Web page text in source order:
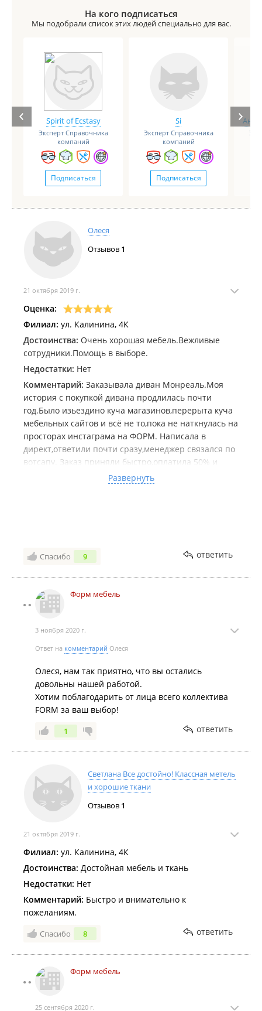
На кого подписаться
Мы подобрали список этих людей специально для вас.
Spirit of Ecstasy
Эксперт Справочника
компаний
Подписаться
Si
Эксперт Справочника
компаний
Подписаться
Олеся
Отзывов 1
21 октября 2019 г.
Оценка:
Филиал: ул. Калинина, 4К
Достоинства: Очень хорошая мебель.Вежливые
сотрудники.Помощь в выборе.
Недостатки: Нет
Комментарий: Заказывала диван Монреаль.Моя
история с покупкой дивана продлилась почти
год.Было изьездино куча магазинов,перерыта куча
мебельных сайтов и всё не то,пока не наткнулась на
просторах инстаграма на ФОРМ. Написала в
директ,ответили почти сразу,менеджер связался по
вотсапу. Заказ приняли быстро,оплатила 50% и
через месяц(а это очень быстро для дивана на
заказ) приехал наш красавец. Диван очень
Развернуть
Спасибо 9 ответить
Форм мебель
3 ноября 2020 г.
Ответ на комментарий Олеся
Олеся, нам так приятно, что вы остались
довольны нашей работой.
Хотим поблагодарить от лица всего коллектива
FORM за ваш выбор!
1 ответить
Светлана Все достойно! Классная метель
и хорошие ткани
Отзывов 1
21 октября 2019 г.
Филиал: ул. Калинина, 4К
Достоинства: Достойная мебель и ткань
Недостатки: Нет
Комментарий: Быстро и внимательно к
пожеланиям.
Спасибо 8 ответить
Форм мебель
25 сентября 2020 г.